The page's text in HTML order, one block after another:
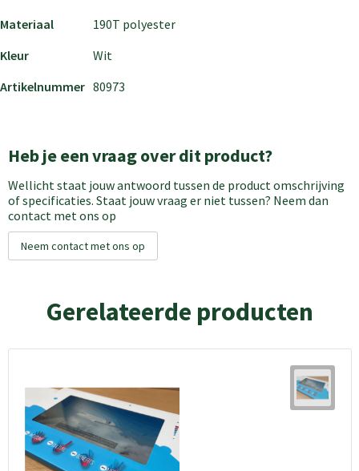
Materiaal
190T polyester
Kleur
Wit
Artikelnummer 80973
Heb je een vraag over dit product?
Wellicht staat jouw antwoord tussen de product omschrijving
of specificaties. Staat jouw vraag er niet tussen? Neem dan
contact met ons op
Neem contact met ons op
Gerelateerde producten